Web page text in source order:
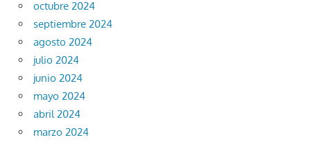
octubre 2024
septiembre 2024
agosto 2024
julio 2024
junio 2024
mayo 2024
abril 2024
marzo 2024